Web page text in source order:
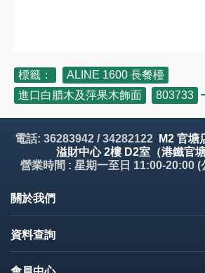
標籤： ALINE 1600 長餐檯
進口白腊木及萍果木飾面
803733
電話: 36283942 / 34282122
M2 官塘
溢財中心 2樓 D2室（港鐵官
營業時間 : 星期一至日 11:00-20:00 (
關於我們
資料查詢